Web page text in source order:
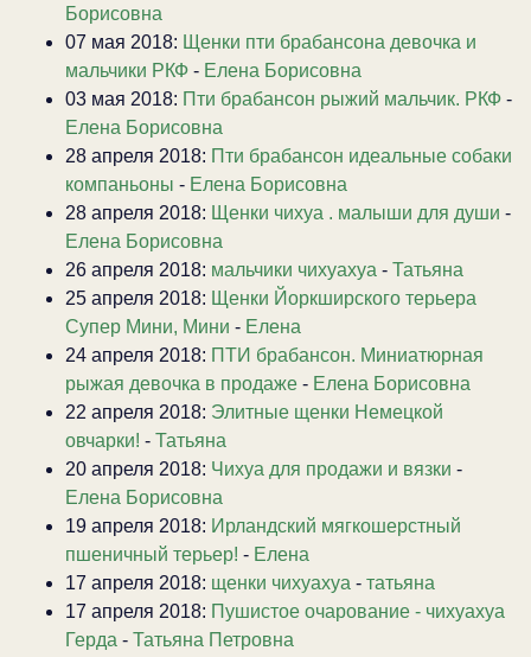
Борисовна
07 мая 2018: Щенки пти брабансона девочка и
мальчики РКФ - Елена Борисовна
03 мая 2018: Пти брабансон рыжий мальчик. РКФ -
Елена Борисовна
28 апреля 2018: Пти брабансон идеальные собаки
компаньоны - Елена Борисовна
28 апреля 2018: Щенки чихуа . малыши для души -
Елена Борисовна
26 апреля 2018: мальчики чихуахуа - Татьяна
25 апреля 2018: Щенки Йоркширского терьера
Супер Мини, Мини - Елена
24 апреля 2018: ПТИ брабансон. Миниатюрная
рыжая девочка в продаже - Елена Борисовна
22 апреля 2018: Элитные щенки Немецкой
овчарки! - Татьяна
20 апреля 2018: Чихуа для продажи и вязки -
Елена Борисовна
19 апреля 2018: Ирландский мягкошерстный
пшеничный терьер! - Елена
17 апреля 2018: щенки чихуахуа - татьяна
17 апреля 2018: Пушистое очарование - чихуахуа
Герда - Татьяна Петровна